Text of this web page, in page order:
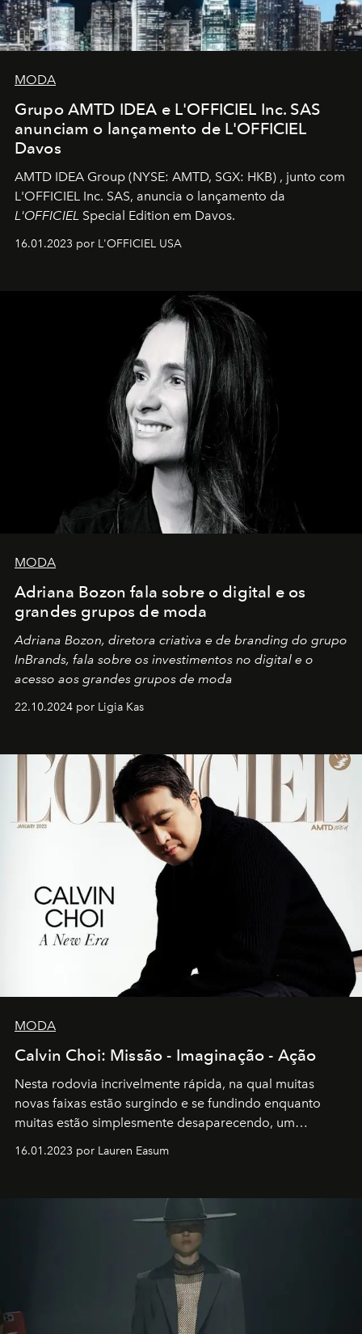
MODA
Grupo AMTD IDEA e L'OFFICIEL Inc. SAS
anunciam o lançamento de L'OFFICIEL
Davos
AMTD IDEA Group (NYSE: AMTD, SGX: HKB) , junto com
L'OFFICIEL Inc. SAS, anuncia o lançamento da
L'OFFICIEL Special Edition em Davos.
16.01.2023 por L'OFFICIEL USA
MODA
Adriana Bozon fala sobre o digital e os
grandes grupos de moda
Adriana Bozon, diretora criativa e de branding do grupo
InBrands, fala sobre os investimentos no digital e o
acesso aos grandes grupos de moda
22.10.2024 por Ligia Kas
MODA
Calvin Choi: Missão - Imaginação - Ação
Nesta rodovia incrivelmente rápida, na qual muitas
novas faixas estão surgindo e se fundindo enquanto
muitas estão simplesmente desaparecendo, um
transportador AMTD abrindo caminho para muitos
por propósitos, com um claro senso de missão na vida e
16.01.2023 por Lauren Easum